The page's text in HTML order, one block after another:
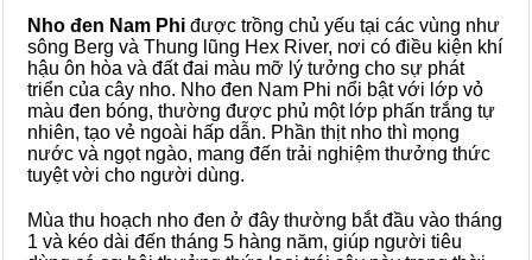
Nho đen Nam Phi được trồng chủ yếu tại các vùng như
sông Berg và Thung lũng Hex River, nơi có điều kiện khí
hậu ôn hòa và đất đai màu mỡ lý tưởng cho sự phát
triển của cây nho. Nho đen Nam Phi nổi bật với lớp vỏ
màu đen bóng, thường được phủ một lớp phấn trắng tự
nhiên, tạo vẻ ngoài hấp dẫn. Phần thịt nho thì mọng
nước và ngọt ngào, mang đến trải nghiệm thưởng thức
tuyệt vời cho người dùng.
Mùa thu hoạch nho đen ở đây thường bắt đầu vào tháng
1 và kéo dài đến tháng 5 hàng năm, giúp người tiêu